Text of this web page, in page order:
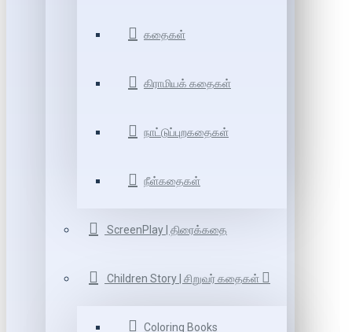
கதைகள்
கிராமியக் கதைகள்
நாட்டுப்புறகதைகள்
நீள்கதைகள்
ScreenPlay | திரைக்கதை
Children Story | சிறுவர் கதைகள்
Coloring Books